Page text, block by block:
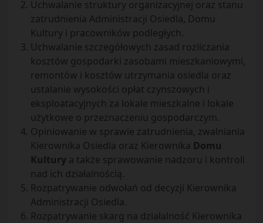
Uchwalanie struktury organizacyjnej oraz stanu
zatrudnienia Administracji Osiedla, Domu
Kultury i pracowników podległych.
Uchwalanie szczegółowych zasad rozliczania
kosztów gospodarki zasobami mieszkaniowymi,
remontów i kosztów utrzymania osiedla oraz
ustalanie wysokości opłat czynszowych i
eksploatacyjnych za lokale mieszkalne i lokale
użytkowe o przeznaczeniu gospodarczym.
Opiniowanie w sprawie zatrudnienia, zwalniania
Kierownika Osiedla oraz Kierownika Domu
Kulturya także sprawowanie nadzoru i kontroli
nad ich działalnością.
Rozpatrywanie odwołań od decyzji Kierownika
Administracji Osiedla.
Rozpatrywanie skarg na działalność Kierownika